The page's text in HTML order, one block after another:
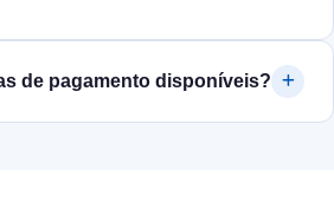
de pagamento disponíveis?